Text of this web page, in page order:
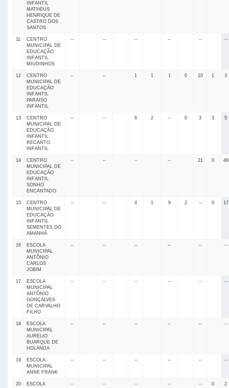
INFANTIL
MATHEUS
HENRIQUE DE
CASTRO DOS
SANTOS
11
CENTRO
MUNICIPAL DE
EDUCAÇÃO
INFANTIL
MIUDINHOS
-- -- -- -- -- --
12
CENTRO
MUNICIPAL DE
EDUCAÇÃO
INFANTIL
PARAISO
INFANTIL
-- -- 1 1 1 0 10 1 3
13
CENTRO
MUNICIPAL DE
EDUCAÇÃO
INFANTIL
RECANTO
INFANTIL
-- -- 6 2 -- 0 3 3 5
14
CENTRO
MUNICIPAL DE
EDUCAÇÃO
INFANTIL
SONHO
ENCANTADO
-- -- -- -- 21 0 48
15
CENTRO
MUNICIPAL DE
EDUCAÇÃO
INFANTIL
SEMENTES DO
AMANHÃ
-- -- 4 1 9 2 -- 0 17
16
ESCOLA
MUNICIPAL
ANTÔNIO
CARLOS
JOBIM
-- -- -- -- -- --
17
ESCOLA
MUNICIPAL
ANTÔNIO
GONÇALVES
DE CARVALHO
FILHO
-- -- -- -- -- --
18
ESCOLA
MUNICIPAL
AURELIO
BUARQUE DE
HOLANDA
-- -- -- -- -- --
19
ESCOLA
MUNICIPAL
ANNE FRANK
-- -- -- -- -- --
20
ESCOLA
-- -- -- -- -- 0 2